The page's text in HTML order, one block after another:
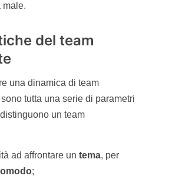
male.
del team
una dinamica di team
tutta una serie di parametri
un team
ad affrontare un tema, per
;